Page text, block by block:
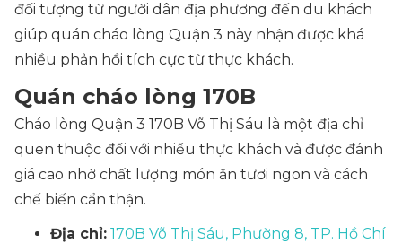
đối tượng từ người dân địa phương đến du khách
giúp quán cháo lòng Quận 3 này nhận được khá
nhiều phản hồi tích cực từ thực khách.
Quán cháo lòng 170B
Cháo lòng Quận 3 170B Võ Thị Sáu là một địa chỉ
quen thuộc đối với nhiều thực khách và được đánh
giá cao nhờ chất lượng món ăn tươi ngon và cách
chế biến cẩn thận.
Địa chỉ: 170B Võ Thị Sáu, Phường 8, TP. Hồ Chí